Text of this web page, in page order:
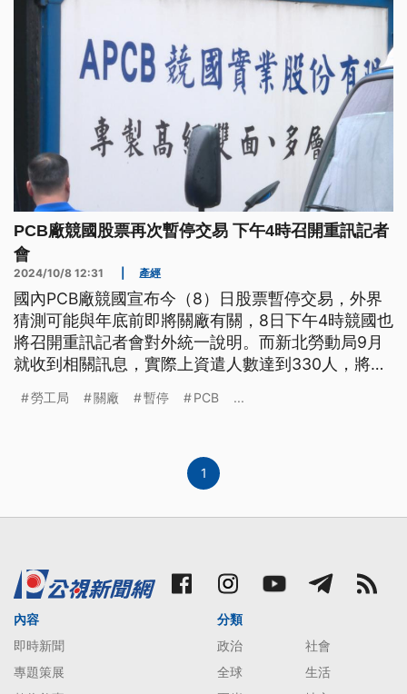
PCB廠競國股票再次暫停交易 下午4時召開重訊記者
會
2024/10/8 12:31 產經
國內PCB廠競國宣布今（8）日股票暫停交易，外界
猜測可能與年底前即將關廠有關，8日下午4時競國也
將召開重訊記者會對外統一說明。而新北勞動局9月
就收到相關訊息，實際上資遣人數達到330人，將會
權益。
勞工局 關廠 暫停 PCB ...
1
內容
即時新聞
專題策展
分類
政治
社會
全球
生活